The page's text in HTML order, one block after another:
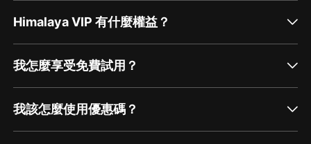
Himalaya VIP 有什麼權益？
我怎麼享受免費試用？
我該怎麼使用優惠碼？